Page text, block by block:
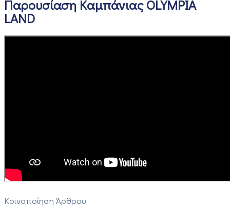
Παρουσίαση Καμπάνιας OLYMPIA
LAND
Κοινοποίηση Άρθρου